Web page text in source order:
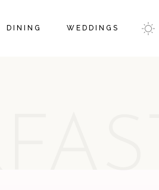
DINING WEDDINGS